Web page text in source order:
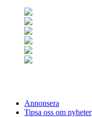
Annonsera
Tipsa oss om nyheter